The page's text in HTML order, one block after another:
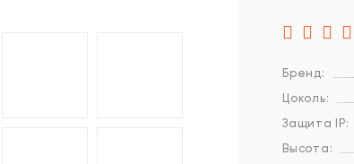
Бренд:
Цоколь:
Защита IP:
Высота: